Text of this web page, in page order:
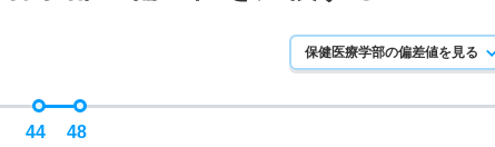
44 48
保健医療学部の偏差値を見る